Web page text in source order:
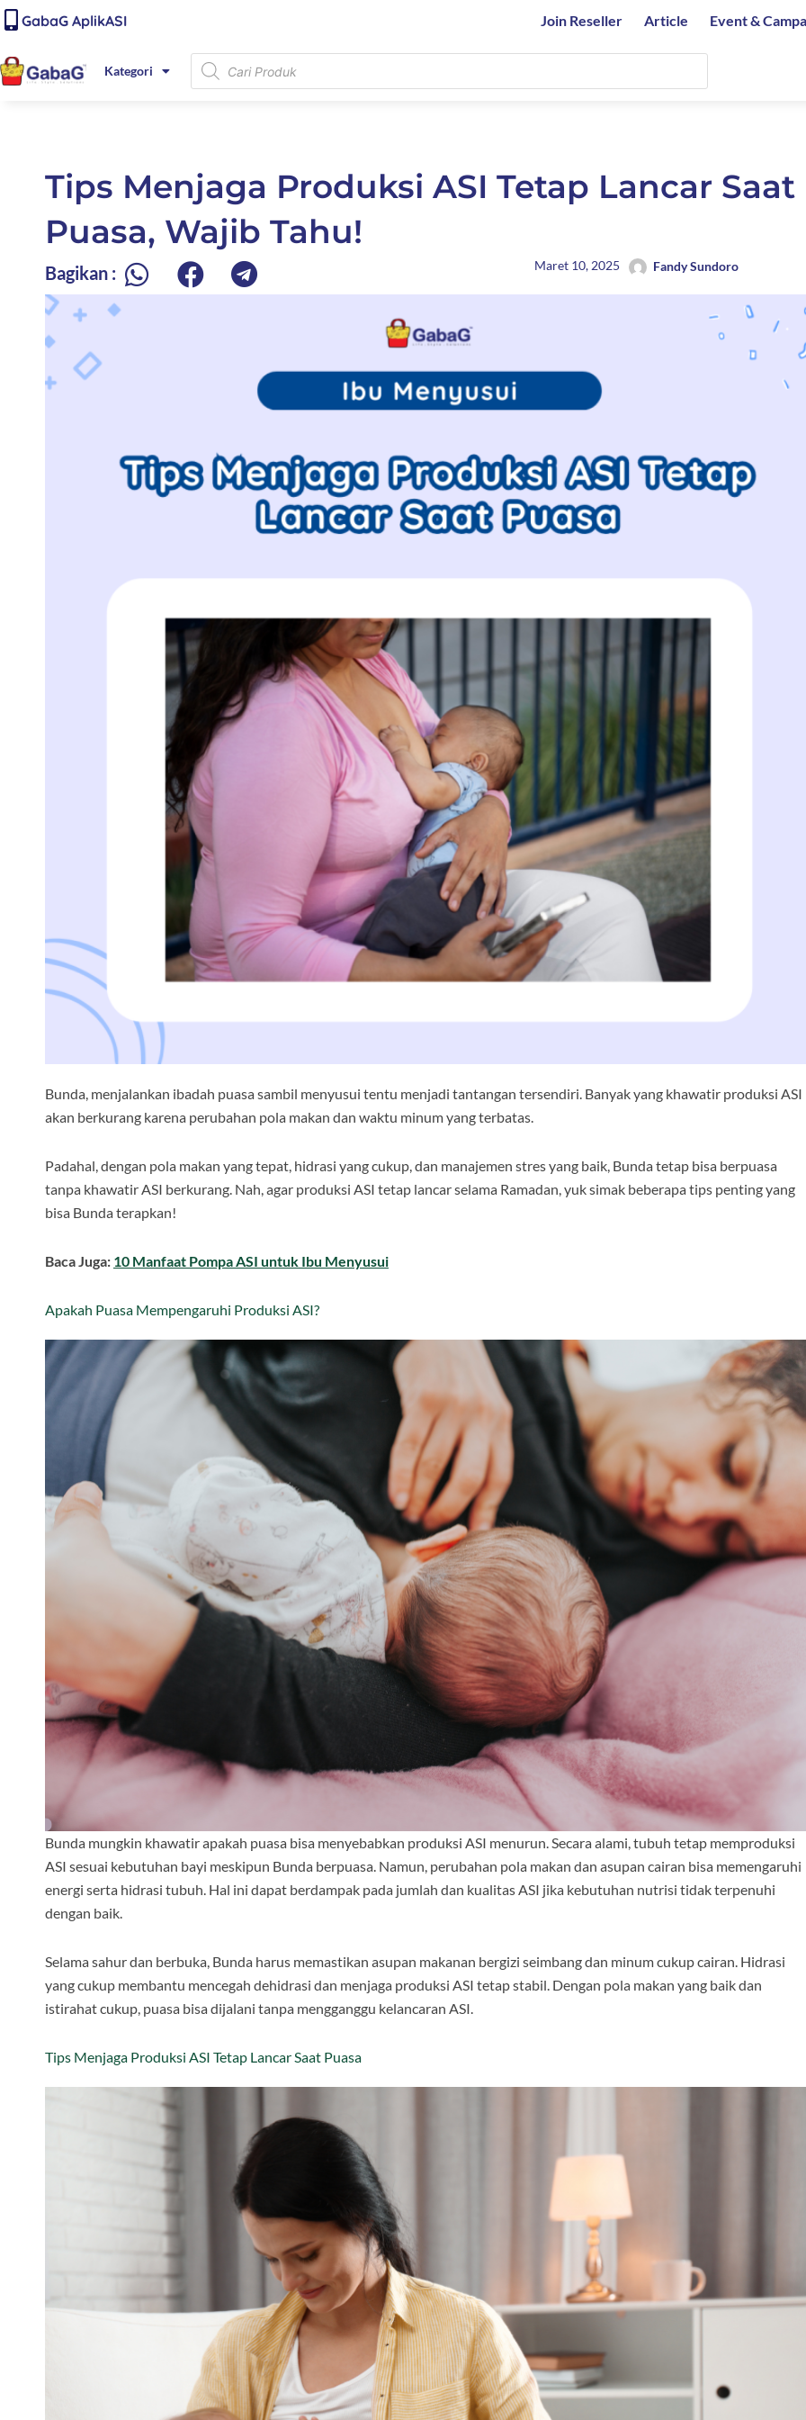
content
Lewati
ke
konten
GabaG AplikASI Join Reseller Article Event &
Kategori
Products
search
Tips Menjaga Produksi ASI Tetap Lancar Saat
Puasa, Wajib Tahu!
Bagikan : Maret 10, 2025 Fandy Sundoro
Bunda, menjalankan ibadah puasa sambil menyusui tentu menjadi tantangan tersendiri. Banyak yang khawatir produksi ASI
akan berkurang karena perubahan pola makan dan waktu minum yang terbatas.
Padahal, dengan pola makan yang tepat, hidrasi yang cukup, dan manajemen stres yang baik, Bunda tetap bisa berpuasa
tanpa khawatir ASI berkurang. Nah, agar produksi ASI tetap lancar selama Ramadan, yuk simak beberapa tips penting yang
bisa Bunda terapkan!
Baca Juga: 10 Manfaat Pompa ASI untuk Ibu Menyusui
Apakah Puasa Mempengaruhi Produksi ASI?
Bunda mungkin khawatir apakah puasa bisa menyebabkan produksi ASI menurun. Secara alami, tubuh tetap memproduksi
ASI sesuai kebutuhan bayi meskipun Bunda berpuasa. Namun, perubahan pola makan dan asupan cairan bisa memengaruhi
energi serta hidrasi tubuh. Hal ini dapat berdampak pada jumlah dan kualitas ASI jika kebutuhan nutrisi tidak terpenuhi
dengan baik.
Selama sahur dan berbuka, Bunda harus memastikan asupan makanan bergizi seimbang dan minum cukup cairan. Hidrasi
yang cukup membantu mencegah dehidrasi dan menjaga produksi ASI tetap stabil. Dengan pola makan yang baik dan
istirahat cukup, puasa bisa dijalani tanpa mengganggu kelancaran ASI.
Tips Menjaga Produksi ASI Tetap Lancar Saat Puasa